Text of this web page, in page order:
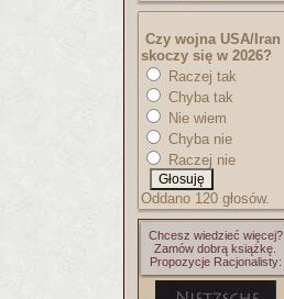
Czy wojna USA/Iran
skoczy się w 2026?
Raczej tak
Chyba tak
Nie wiem
Chyba nie
Raczej nie
Oddano 120 głosów.
Chcesz wiedzieć więcej?
Zamów dobrą książkę.
Propozycje Racjonalisty: